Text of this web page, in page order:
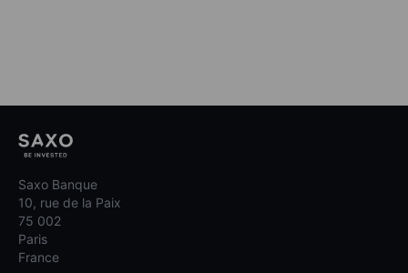
Saxo Banque
10, rue de la Paix
75 002
Paris
France